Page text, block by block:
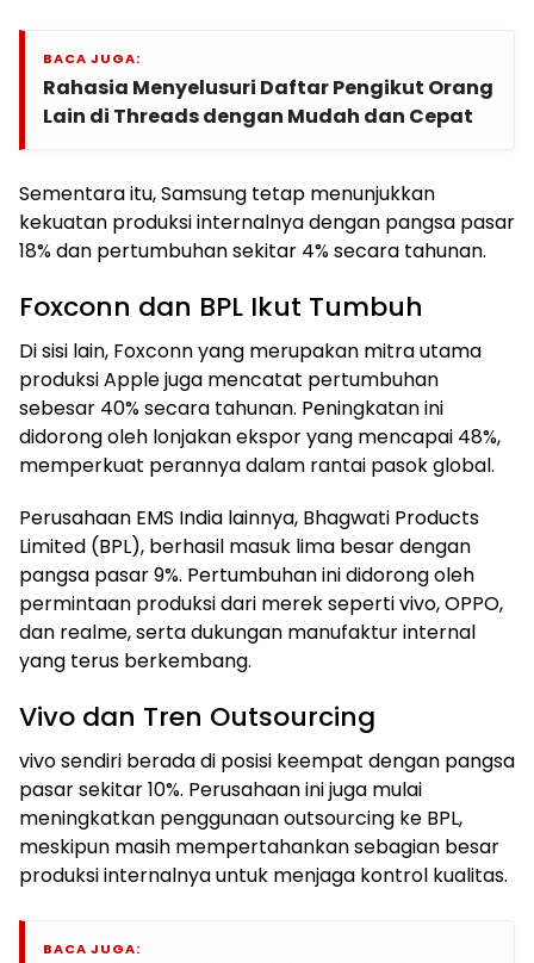
BACA JUGA:
Rahasia Menyelusuri Daftar Pengikut Orang
Lain di Threads dengan Mudah dan Cepat
Sementara itu, Samsung tetap menunjukkan
kekuatan produksi internalnya dengan pangsa pasar
18% dan pertumbuhan sekitar 4% secara tahunan.
Foxconn dan BPL Ikut Tumbuh
Di sisi lain, Foxconn yang merupakan mitra utama
produksi Apple juga mencatat pertumbuhan
sebesar 40% secara tahunan. Peningkatan ini
didorong oleh lonjakan ekspor yang mencapai 48%,
memperkuat perannya dalam rantai pasok global.
Perusahaan EMS India lainnya, Bhagwati Products
Limited (BPL), berhasil masuk lima besar dengan
pangsa pasar 9%. Pertumbuhan ini didorong oleh
permintaan produksi dari merek seperti vivo, OPPO,
dan realme, serta dukungan manufaktur internal
yang terus berkembang.
Vivo dan Tren Outsourcing
vivo sendiri berada di posisi keempat dengan pangsa
pasar sekitar 10%. Perusahaan ini juga mulai
meningkatkan penggunaan outsourcing ke BPL,
meskipun masih mempertahankan sebagian besar
produksi internalnya untuk menjaga kontrol kualitas.
BACA JUGA: